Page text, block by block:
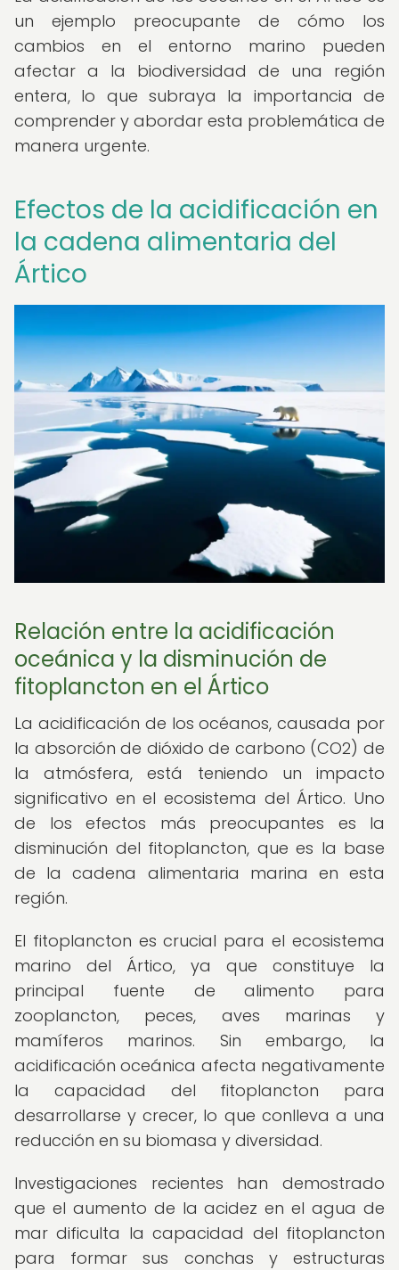
un ejemplo preocupante de cómo los
cambios en el entorno marino pueden
afectar a la biodiversidad de una región
entera, lo que subraya la importancia de
comprender y abordar esta problemática de
manera urgente.
Efectos de la acidificación en
la cadena alimentaria del
Ártico
Relación entre la acidificación
oceánica y la disminución de
fitoplancton en el Ártico
La acidificación de los océanos, causada por
la absorción de dióxido de carbono (CO2) de
la atmósfera, está teniendo un impacto
significativo en el ecosistema del Ártico. Uno
de los efectos más preocupantes es la
disminución del fitoplancton, que es la base
de la cadena alimentaria marina en esta
región.
El fitoplancton es crucial para el ecosistema
marino del Ártico, ya que constituye la
principal fuente de alimento para
zooplancton, peces, aves marinas y
mamíferos marinos. Sin embargo, la
acidificación oceánica afecta negativamente
la capacidad del fitoplancton para
desarrollarse y crecer, lo que conlleva a una
reducción en su biomasa y diversidad.
Investigaciones recientes han demostrado
que el aumento de la acidez en el agua de
mar dificulta la capacidad del fitoplancton
para formar sus conchas y estructuras